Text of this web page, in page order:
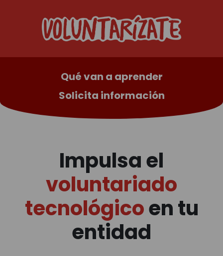
Qué van a aprender
Solicita información
Impulsa el
voluntariado
tecnológicoen tu
entidad